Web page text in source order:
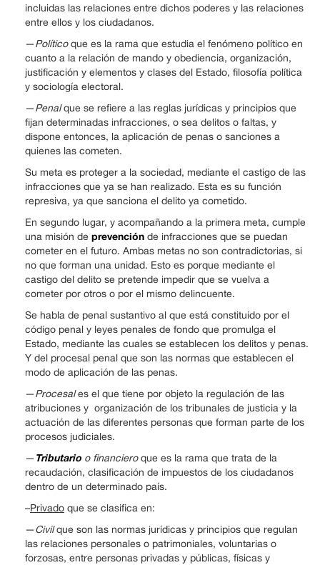
incluidas las relaciones entre dichos poderes y las relaciones
entre ellos y los ciudadanos.
—Políticoque es la rama que estudia el fenómeno político en
cuanto a la relación de mando y obediencia, organización,
justificación y elementos y clases del Estado, filosofía política
y sociología electoral.
—Penalque se refiere a las reglas jurídicas y principios que
fijan determinadas infracciones, o sea delitos o faltas, y
dispone entonces, la aplicación de penas o sanciones a
quienes las cometen.
Su meta es proteger a la sociedad, mediante el castigo de las
infracciones que ya se han realizado. Esta es su función
represiva, ya que sanciona el delito ya cometido.
En segundo lugar, y acompañando a la primera meta, cumple
una misión de prevención de infracciones que se puedan
cometer en el futuro. Ambas metas no son contradictorias, si
no que forman una unidad. Esto es porque mediante el
castigo del delito se pretende impedir que se vuelva a
cometer por otros o por el mismo delincuente.
Se habla de penal sustantivo al que está constituido por el
código penal y leyes penales de fondo que promulga el
Estado, mediante las cuales se establecen los delitos y penas.
Y del procesal penal que son las normas que establecen el
modo de aplicación de las penas.
—Procesales el que tiene por objeto la regulación de las
atribuciones y organización de los tribunales de justicia y la
actuación de las diferentes personas que forman parte de los
procesos judiciales.
—Tributario o financieroque es la rama que trata de la
recaudación, clasificación de impuestos de los ciudadanos
dentro de un determinado país.
–Privado que se clasifica en:
—Civilque son las normas jurídicas y principios que regulan
las relaciones personales o patrimoniales, voluntarias o
forzosas, entre personas privadas y públicas, físicas y